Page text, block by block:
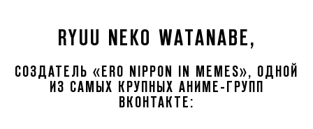
RYUU NEKO WATANABE,
СОЗДАТЕЛЬ «ERO NIPPON IN MEMES», ОДНОЙ
ИЗ САМЫХ КРУПНЫХ АНИМЕ-ГРУПП
ВКОНТАКТЕ: